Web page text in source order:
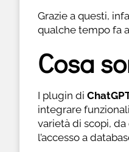
Grazie a questi,
qualche tempo fa
Cosa
I plugin di
integrare
varietà di scopi,
l’accesso a